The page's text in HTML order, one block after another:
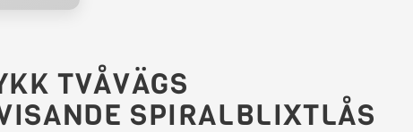
TVÅVÄGS
SPIRALBLIXTLÅS